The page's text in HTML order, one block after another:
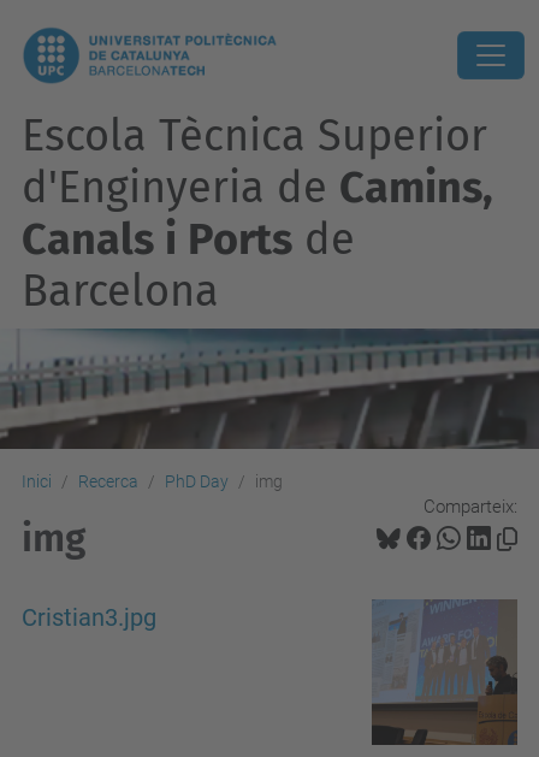
Escola Tècnica Superior
d'Enginyeria de Camins,
Canals i Ports de
Barcelona
Inici Recerca PhD Day img
Comparteix:
img
Cristian3.jpg